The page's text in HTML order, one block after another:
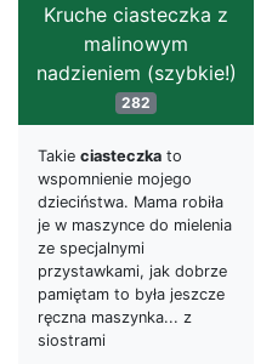
Kruche ciasteczka z
malinowym
nadzieniem (szybkie!)
282
Takie ciasteczka to
wspomnienie mojego
dzieciństwa. Mama robiła
je w maszynce do mielenia
ze specjalnymi
przystawkami, jak dobrze
pamiętam to była jeszcze
ręczna maszynka... z
siostrami